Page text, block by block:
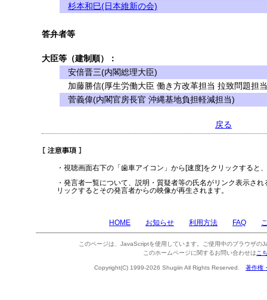
杉本和巳(日本維新の会)
答弁者等
大臣等（建制順）：
安倍晋三(内閣総理大臣)
加藤勝信(厚生労働大臣 働き方改革担当 拉致問題担
菅義偉(内閣官房長官 沖縄基地負担軽減担当)
戻る
・視聴画面右下の「歯車アイコン」から[速度]をクリックすると
・発言者一覧について、説明・質疑者等の氏名がリンク表示さ
リックするとその発言者からの映像が再生されます。
HOME お知らせ 利用方法 FAQ
このページは、JavaScriptを使用しています。ご使用中のブラウザの
このホームページに関するお問い合わせは こ
Copyright(C) 1999-2026 Shugiin All Rights Reserved. 著作権